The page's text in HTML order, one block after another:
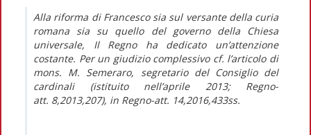
Alla riforma di Francesco sia sul versante della curia
romana sia su quello del governo della Chiesa
universale, Il Regnoha dedicato un’attenzione
costante. Per un giudizio complessivo cf. l’articolo di
mons. M. Semeraro, segretario del Consiglio del
cardinali (istituito nell’aprile 2013; Regno-
att. 8,2013,207), in Regno-att. 14,2016,433ss.